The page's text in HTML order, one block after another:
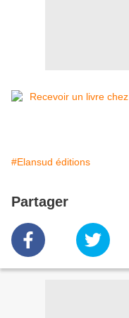
#Elansud éditions
Partager